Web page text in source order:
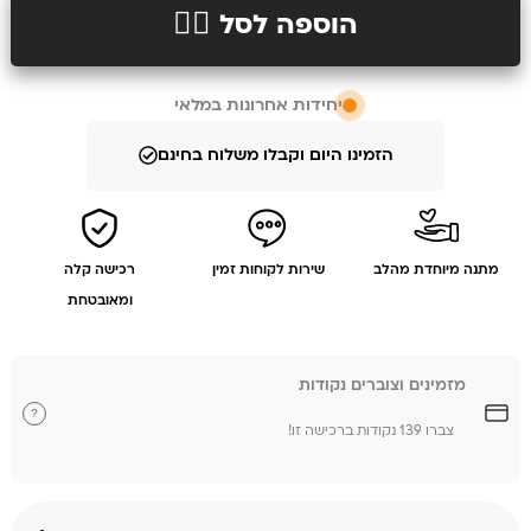
הוספה לסל 👉🏻
יחידות אחרונות במלאי
הזמינו היום וקבלו משלוח בחינם
מתנה מיוחדת מהלב שירות לקוחות זמין
רכישה קלה
ומאובטחת
מזמינים וצוברים נקודות
צברו 139 נקודות ברכישה זו!
?